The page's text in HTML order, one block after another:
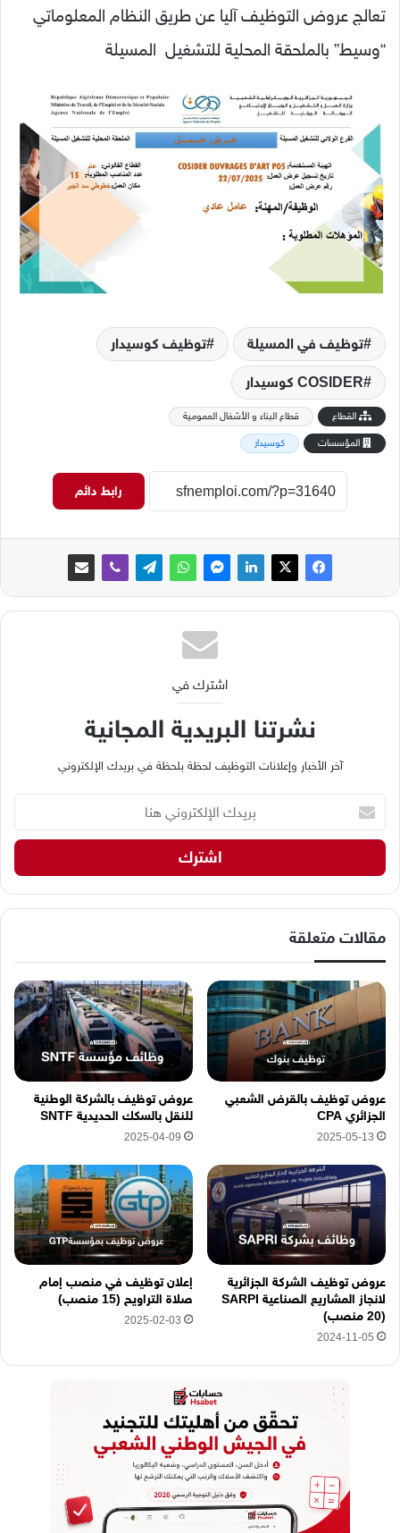
تعالج عروض التوظيف آليا عن طريق النظام المعلوماتي
“وسيط” بالملحقة المحلية للتشغيل المسيلة
توظيف في المسيلة
توظيف كوسيدار
كوسيدار COSIDER
القطاع
قطاع البناء و الأشغال العمومية
المؤسسات
كوسيدار
رابط دائم
اشترك في
نشرتنا البريدية المجانية
آخر الأخبار وإعلانات التوظيف لحظة بلحظة في بريدك الإلكتروني
ي
ك
ا
إ
ت
ر
ن
ي
ه
ن
ا
مقالات متعلقة
عروض توظيف بالقرض الشعبي
الجزائري CPA
2025-05-13
عروض توظيف بالشركة الوطنية
للنقل بالسكك الحديدية SNTF
2025-04-09
عروض توظيف الشركة الجزائرية
لانجاز المشاريع الصناعية SARPI
(20 منصب)
2024-11-05
إعلان توظيف في منصب إمام
صلاة التراويح (15 منصب)
2025-02-03